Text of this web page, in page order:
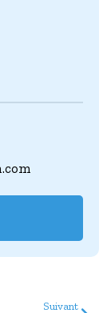
Suivant